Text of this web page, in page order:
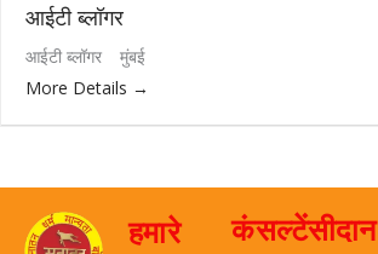
आईटी ब्लॉगर
आईटी ब्लॉगर
मुंबई
More Details
हमारे
कंसल्टेंसीदान